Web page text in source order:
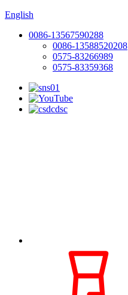
English
0086-13567590288
0086-13588520208
0575-83266989
0575-83359368